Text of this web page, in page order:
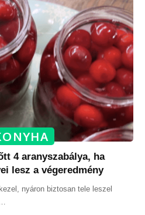
4 aranyszabálya, ha
lesz a végeredmény
nyáron biztosan tele leszel